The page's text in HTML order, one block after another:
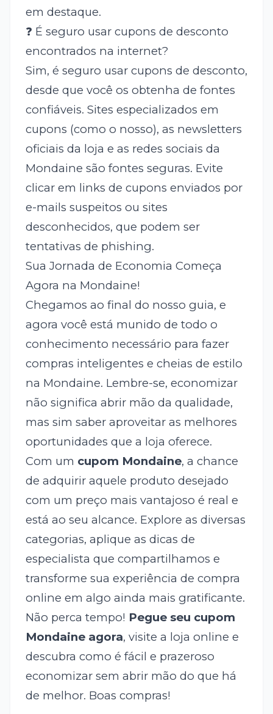
em destaque.
❓ É seguro usar cupons de desconto
encontrados na internet?
Sim, é seguro usar cupons de desconto,
desde que você os obtenha de fontes
confiáveis. Sites especializados em
cupons (como o nosso), as newsletters
oficiais da loja e as redes sociais da
Mondaine são fontes seguras. Evite
clicar em links de cupons enviados por
e-mails suspeitos ou sites
desconhecidos, que podem ser
tentativas de phishing.
Sua Jornada de Economia Começa
Agora na Mondaine!
Chegamos ao final do nosso guia, e
agora você está munido de todo o
conhecimento necessário para fazer
compras inteligentes e cheias de estilo
na Mondaine. Lembre-se, economizar
não significa abrir mão da qualidade,
mas sim saber aproveitar as melhores
oportunidades que a loja oferece.
Com um cupom Mondaine, a chance
de adquirir aquele produto desejado
com um preço mais vantajoso é real e
está ao seu alcance. Explore as diversas
categorias, aplique as dicas de
especialista que compartilhamos e
transforme sua experiência de compra
online em algo ainda mais gratificante.
Não perca tempo! Pegue seu cupom
Mondaine agora, visite a loja online e
descubra como é fácil e prazeroso
economizar sem abrir mão do que há
de melhor. Boas compras!